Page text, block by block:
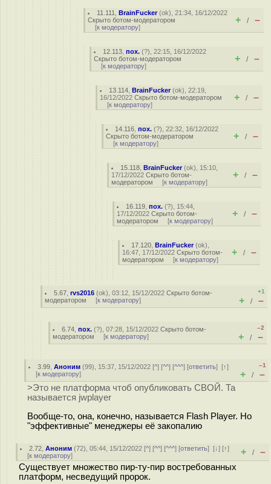
11.111 ,BrainFucker(ok), 21:34, 16/12/2022
Скрыто ботом-модератором
[к модератору]
+ / –
12.113 ,пох. (?), 22:15, 16/12/2022
Скрыто ботом-модератором
[к модератору]
+ / –
13.114 ,BrainFucker(ok), 22:19,
16/12/2022 Скрыто ботом-модератором
[к модератору]
+ / –
14.116 ,пох. (?), 22:32, 16/12/2022
Скрыто ботом-модератором
[к модератору]
+ / –
15.118 ,BrainFucker(ok), 15:10,
17/12/2022 Скрыто ботом-
модератором [к модератору]
+ / –
16.119 ,пох. (?), 15:44,
17/12/2022 Скрыто ботом-
модератором [к модератору]
+ / –
17.120 ,BrainFucker(ok),
16:47, 17/12/2022 Скрыто ботом-
модератором [к модератору]
+ / –
5.67 ,rvs2016 (ok), 03:12, 15/12/2022Скрыто ботом-
модератором [к модератору]
+1
+ / –
6.74 ,пох. (?), 07:28, 15/12/2022Скрыто ботом-
модератором [к модератору]
–2
+ / –
3.99 ,Аноним (99), 15:37, 15/12/2022 [^] [^^] [^^^] [ответить][↑]
[к модератору]
–1
+ / –
>Это не платформа чтоб опубликовать СВОЙ. Та
называется jwplayer
Вообще-то, она, конечно, называется Flash Player. Но
"эффективные" менеджеры её закопалию
2.72 ,Аноним (72), 05:44, 15/12/2022 [^] [^^] [^^^] [ответить][↓] [↑]
[к модератору] + / –
Существует множество пир-ту-пир востребованных
платформ, несведущий пророк.